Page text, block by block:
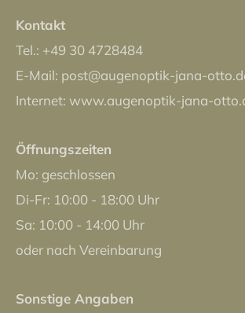
Kontakt
Tel.: +49 30 4728484
E-Mail: post@augenoptik-jana-
Internet: www.augenoptik-jana-
Öffnungszeiten
Mo: geschlossen
Di-Fr: 10:00 - 18:00 Uhr
Sa: 10:00 - 14:00 Uhr
oder nach Vereinbarung
Sonstige Angaben